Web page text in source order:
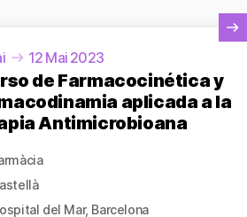
12 Mai 2023
de Farmacocinética y
aplicada a la
Antimicrobioana
del Mar, Barcelona